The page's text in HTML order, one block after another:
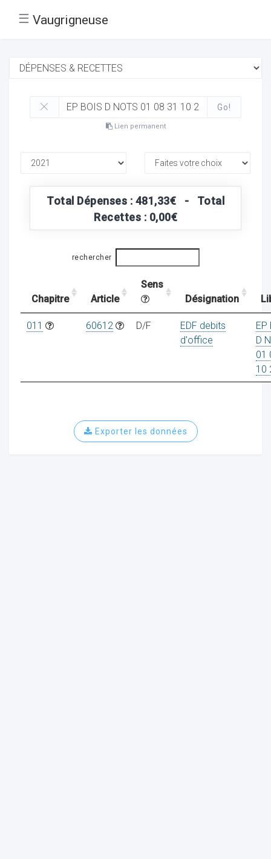
☰ Vaugrigneuse
Go!
Lien permanent
Total Dépenses : 481,33€ - Total
Recettes : 0,00€
rechercher
Chapitre Article
Sens
Désignation
011 60612 D/F
EDF debits
d'office
EP
D
01
10
Exporter les données